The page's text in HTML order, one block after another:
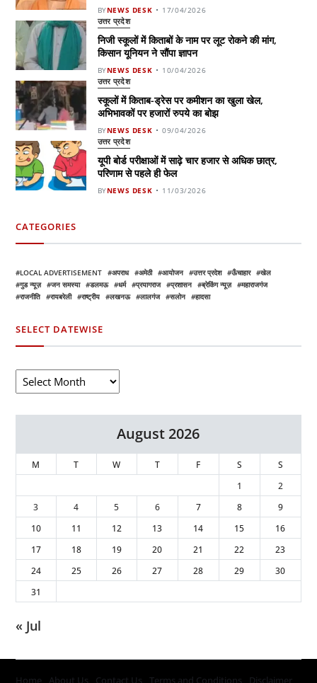
BYNEWS DESK 17/04/2026
उत्तर प्रदेश
निजी स्कूलों में किताबों के नाम पर लूट रोकने की मांग,
किसान यूनियन ने सौंपा ज्ञापन
BYNEWS DESK 10/04/2026
उत्तर प्रदेश
स्कूलों में किताब-ड्रेस पर कमीशन का खुला खेल,
अभिभावकों पर हजारों रुपये का बोझ
BYNEWS DESK 09/04/2026
उत्तर प्रदेश
यूपी बोर्ड परीक्षाओं में साढ़े चार हजार से अधिक छात्र,
परिणाम से पहले ही फेल
BYNEWS DESK 11/03/2026
CATEGORIES
LOCAL ADVERTISEMENT अपराध अमेठी आयोजन उत्तर प्रदेश ऊँचाहार
खेल
गुड न्यूज़
जन समस्या डलमऊ धर्म प्रयागराज प्रशासन ब्रेकिंग न्यूज़
महाराजगंज
राजनीति
रायबरेली राष्ट्रीय लखनऊ लालगंज सलोन हादसा
SELECT DATEWISE
August 2026
M T W T F S
S
1
2
3
4 5 6 7 8
9
10
11 12 13 14 15
16
17
18 19 20 21 22
23
24
25 26 27 28 29
30
31
« Jul
Home About Us Contact Us Terms and Conditions Disclaimer